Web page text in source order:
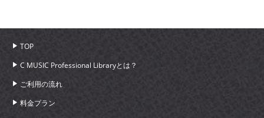
TOP
C MUSIC Professional Libraryとは？
ご利用の流れ
料金プラン